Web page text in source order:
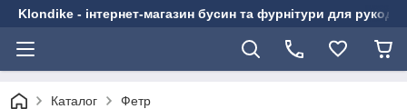
Klondike - інтернет-магазин бусин та фурнітури для
Каталог Фетр